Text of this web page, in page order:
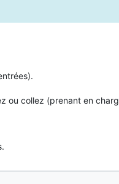
ou collez (prenant en